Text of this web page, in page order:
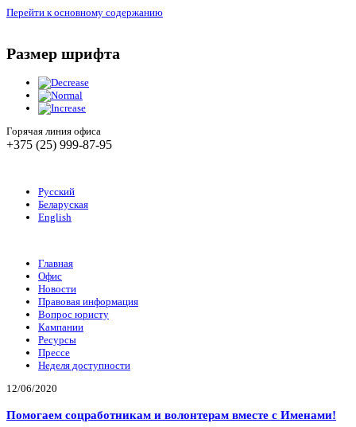
Перейти к основному содержанию
Размер шрифта
Горячая линия офиса
+375 (25) 999-87-95
Русский
Беларуская
English
Главная
Офис
Новости
Правовая информация
Вопрос юристу
Кампании
Ресурсы
Прессе
Неделя доступности
12/06/2020
Помогаем соцработникам и волонтерам вместе с Именами!